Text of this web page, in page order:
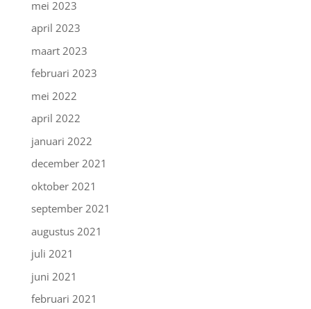
mei 2023
april 2023
maart 2023
februari 2023
mei 2022
april 2022
januari 2022
december 2021
oktober 2021
september 2021
augustus 2021
juli 2021
juni 2021
februari 2021